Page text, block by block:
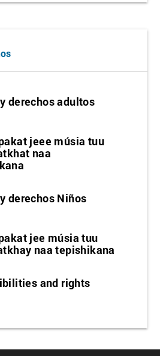
derechos adultos
jeee músia tuu
naa
derechos Niños
jee músia tuu
naa tepishikana
and rights